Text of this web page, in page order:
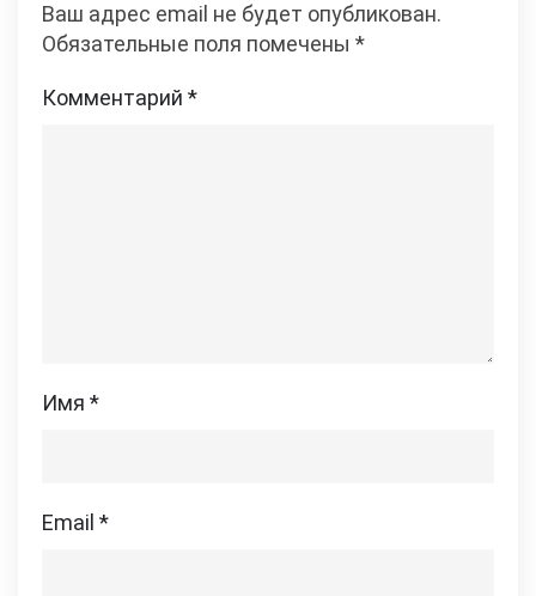
Ваш адрес email не будет опубликован.
Обязательные поля помечены *
Комментарий *
Имя *
Email *